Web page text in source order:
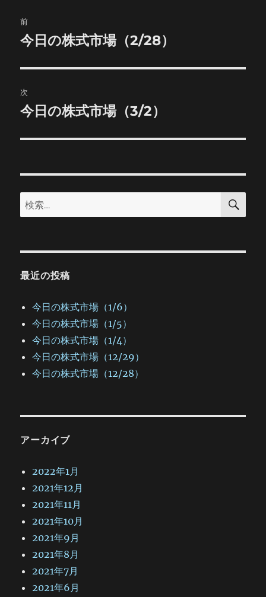
稿
ビ
ゲ
ー
ン
前
前
投
稿:
今日の株式市場（2/28）
次
次
投
今日の株式市場（3/2）
検
索:
検
最近の投稿
今日の株式市場（1/6）
今日の株式市場（1/5）
今日の株式市場（1/4）
今日の株式市場（12/29）
今日の株式市場（12/28）
アーカイブ
2022年1月
2021年12月
2021年11月
2021年10月
2021年9月
2021年8月
2021年7月
2021年6月